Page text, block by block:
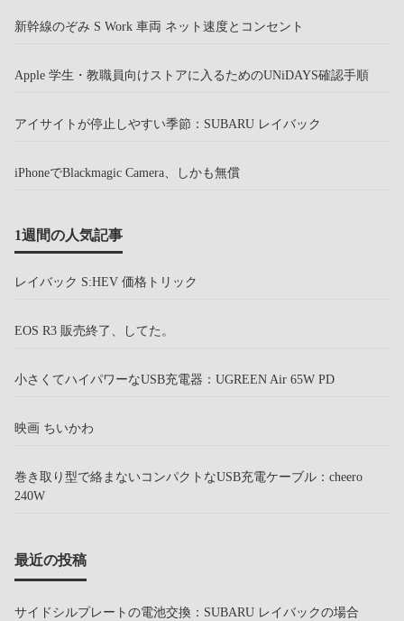
新幹線のぞみ S Work 車両 ネット速度とコンセント
Apple 学生・教職員向けストアに入るためのUNiDAYS確認手順
アイサイトが停止しやすい季節：SUBARU レイバック
iPhoneでBlackmagic Camera、しかも無償
1週間の人気記事
レイバック S:HEV 価格トリック
EOS R3 販売終了、してた。
小さくてハイパワーなUSB充電器：UGREEN Air 65W PD
映画 ちいかわ
巻き取り型で絡まないコンパクトなUSB充電ケーブル：cheero
240W
最近の投稿
サイドシルプレートの電池交換：SUBARU レイバックの場合